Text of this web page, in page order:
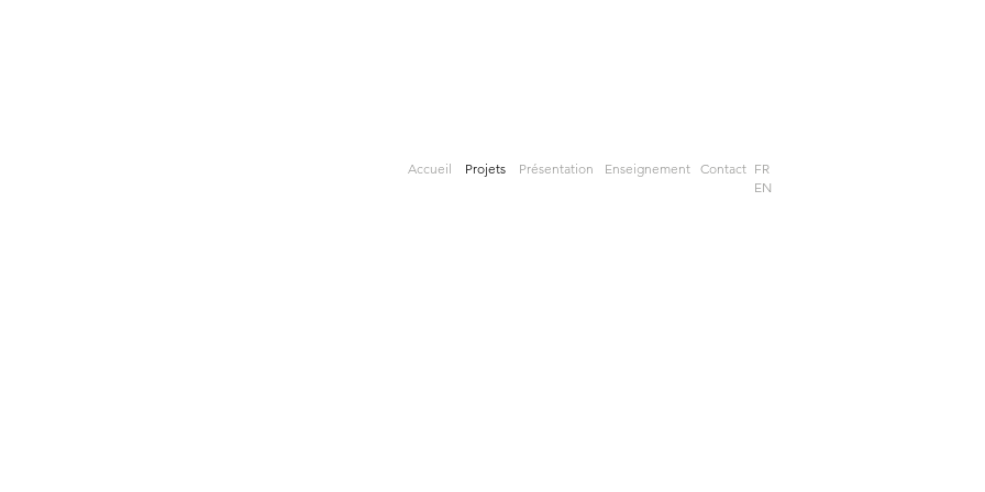
Accueil Projets Présentation Enseignement Contact FR
EN